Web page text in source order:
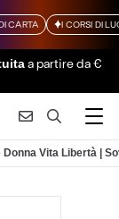
CARTA I CORSI DI
a partire da €
Vita Libertà |